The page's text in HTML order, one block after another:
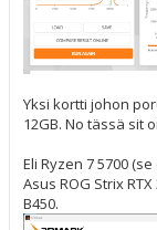
Yksi kortti johon
12GB. No tässä sit
Eli Ryzen 7 5700
Asus ROG Strix
B450.